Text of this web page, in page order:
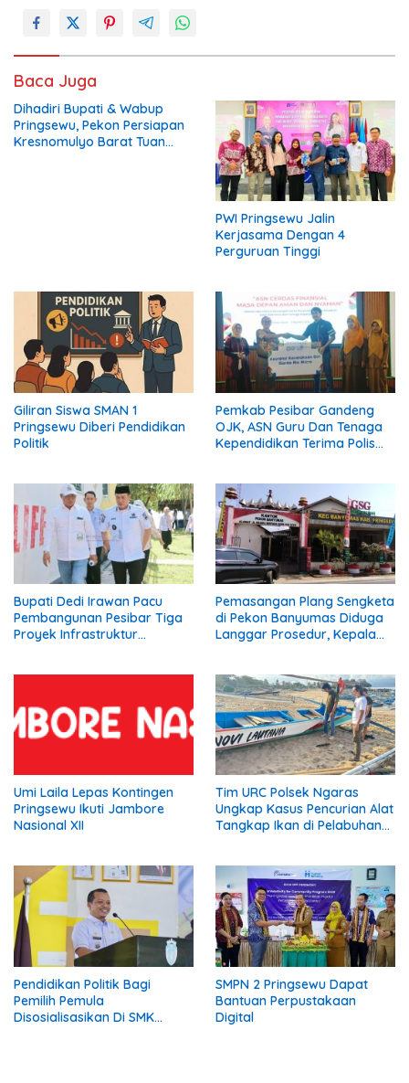
Baca Juga
Dihadiri Bupati & Wabup
Pringsewu, Pekon Persiapan
Kresnomulyo Barat Tuan
PWI Pringsewu Jalin
Kerjasama Dengan 4
Perguruan Tinggi
Giliran Siswa SMAN 1
Pringsewu Diberi Pendidikan
Politik
Pemkab Pesibar Gandeng
OJK, ASN Guru Dan Tenaga
Kependidikan Terima Polis
Bupati Dedi Irawan Pacu
Pembangunan Pesibar Tiga
Proyek Infrastruktur
Pemasangan Plang Sengketa
di Pekon Banyumas Diduga
Langgar Prosedur, Kepala
Umi Laila Lepas Kontingen
Pringsewu Ikuti Jambore
Nasional XII
Tim URC Polsek Ngaras
Ungkap Kasus Pencurian Alat
Tangkap Ikan di Pelabuhan
Pendidikan Politik Bagi
Pemilih Pemula
Disosialisasikan Di SMK
SMPN 2 Pringsewu Dapat
Bantuan Perpustakaan
Digital